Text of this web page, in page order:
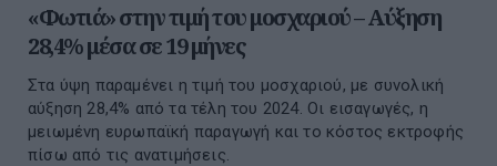
«Φωτιά» στην τιμή του μοσχαριού – Αύξηση
28,4% μέσα σε 19 μήνες
Στα ύψη παραμένει η τιμή του μοσχαριού, με συνολική
αύξηση 28,4% από τα τέλη του 2024. Οι εισαγωγές, η
μειωμένη ευρωπαϊκή παραγωγή και το κόστος εκτροφής
πίσω από τις ανατιμήσεις.